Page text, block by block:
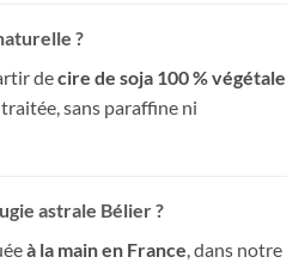
?
decire de soja 100 % végétale
sans paraffine ni
astrale Bélier ?
à la main en France, dans notre